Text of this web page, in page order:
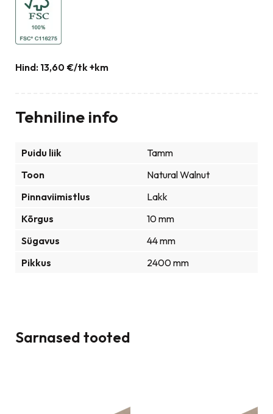
Hind: 13,60 €/tk +km
Tehniline info
Puidu liik
Tamm
Toon
Natural Walnut
Pinnaviimistlus
Lakk
Kõrgus
10 mm
Sügavus
44 mm
Pikkus
2400 mm
Sarnased tooted